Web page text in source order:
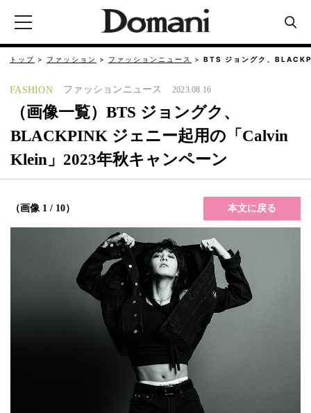
トップ ファッション ファッションニュース BTS ジョングク、
FASHION ファッションニュース 2023.08.16
（画像一覧）BTS ジョングク、
BLACKPINK ジェニー起用の「Calvin
Klein」2023年秋キャンペーン
（画像 1 / 10） 本文に戻る